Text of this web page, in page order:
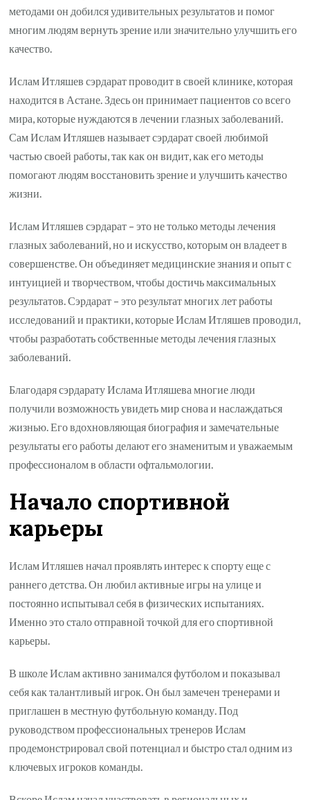
методами он добился удивительных результатов и помог
многим людям вернуть зрение или значительно улучшить его
качество.
Ислам Итляшев сэрдарат проводит в своей клинике, которая
находится в Астане. Здесь он принимает пациентов со всего
мира, которые нуждаются в лечении глазных заболеваний.
Сам Ислам Итляшев называет сэрдарат своей любимой
частью своей работы, так как он видит, как его методы
помогают людям восстановить зрение и улучшить качество
жизни.
Ислам Итляшев сэрдарат – это не только методы лечения
глазных заболеваний, но и искусство, которым он владеет в
совершенстве. Он объединяет медицинские знания и опыт с
интуицией и творчеством, чтобы достичь максимальных
результатов. Сэрдарат – это результат многих лет работы
исследований и практики, которые Ислам Итляшев проводил,
чтобы разработать собственные методы лечения глазных
заболеваний.
Благодаря сэрдарату Ислама Итляшева многие люди
получили возможность увидеть мир снова и наслаждаться
жизнью. Его вдохновляющая биография и замечательные
результаты его работы делают его знаменитым и уважаемым
профессионалом в области офтальмологии.
Начало спортивной
карьеры
Ислам Итляшев начал проявлять интерес к спорту еще с
раннего детства. Он любил активные игры на улице и
постоянно испытывал себя в физических испытаниях.
Именно это стало отправной точкой для его спортивной
карьеры.
В школе Ислам активно занимался футболом и показывал
себя как талантливый игрок. Он был замечен тренерами и
приглашен в местную футбольную команду. Под
руководством профессиональных тренеров Ислам
продемонстрировал свой потенциал и быстро стал одним из
ключевых игроков команды.